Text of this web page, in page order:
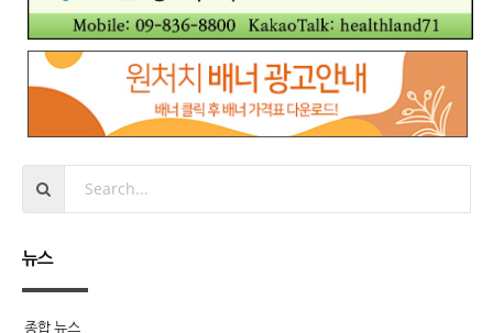
뉴스
종합 뉴스